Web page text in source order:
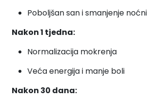
Poboljšan san i smanjenje
Nakon 1 tjedna:
Normalizacija mokrenja
Veća energija i manje boli
Nakon 30 dana: